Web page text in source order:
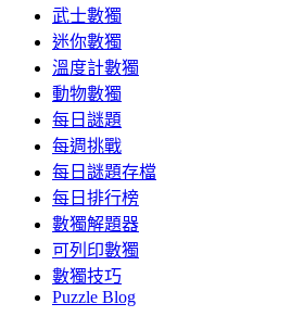
武士數獨
迷你數獨
溫度計數獨
動物數獨
每日謎題
每週挑戰
每日謎題存檔
每日排行榜
數獨解題器
可列印數獨
數獨技巧
Puzzle Blog